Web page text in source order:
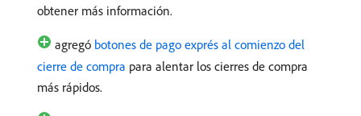
obtener más información.
agregó botones de pago exprés al comienzo del
cierre de compra para alentar los cierres de compra
más rápidos.